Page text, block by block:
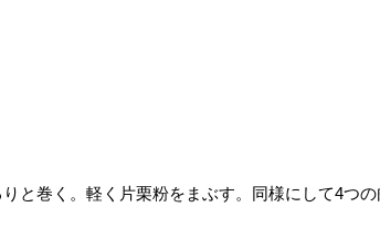
と巻く。軽く片栗粉をまぶす。同様にして4つ